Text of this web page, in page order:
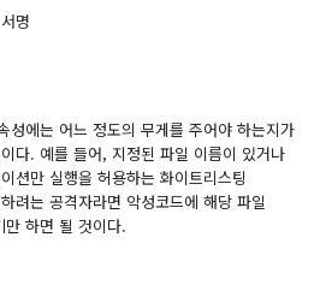
명
성에는 어느 정도의 무게를 주어야 하는지가
다. 예를 들어, 지정된 파일 이름이 있거나
션만 실행을 허용하는 화이트리스팅
려는 공격자라면 악성코드에 해당 파일
만 하면 될 것이다.